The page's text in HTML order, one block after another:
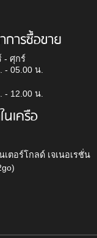
การซื้อขาย
- ศุกร์
- 05.00 น.
- 12.00 น.
เครือ
เตอร์โกลด์ เจเนอเรชั่น